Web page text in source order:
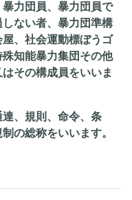
暴力団員、暴力団員で
ない者、暴力団準構
、社会運動標ぼうゴ
知能暴力集団その他
その構成員をいいま
達、規則、命令、条
の総称をいいます。